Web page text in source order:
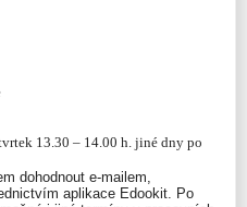
13.30 – 14.00 h. jiné dny po
dohodnout e-mailem,
aplikace Edookit. Po